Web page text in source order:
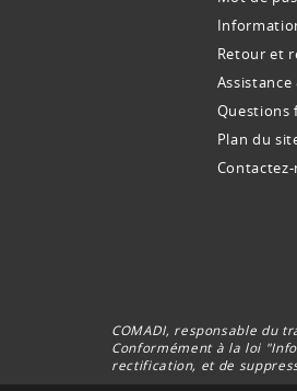
Retour et
Assistance
Questions
Plan du
COMADI, responsable du
Conformément à la loi
rectification, et de